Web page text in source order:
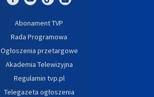
Abonament TVP
Rada Programowa
Ogłoszenia przetargowe
Akademia Telewizyjna
Regulamin tvp.pl
Telegazeta ogłoszenia